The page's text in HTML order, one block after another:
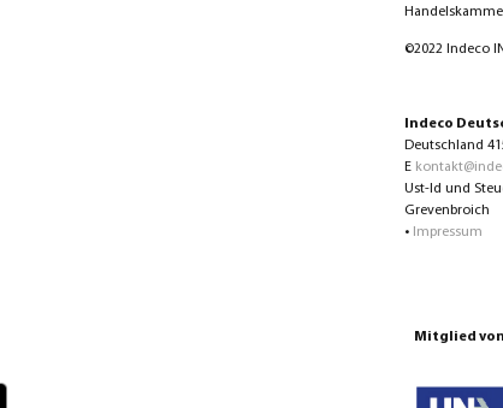
©2022 Indeco
Indeco
Deutschland
E
Ust-Id und
Grevenbroich
• Impressum
Mitglied von